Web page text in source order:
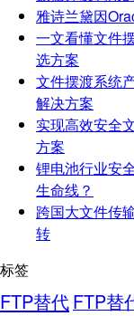
雅诗兰黛因
一文看懂文件
选方案
文件摆渡系统
解决方案
实现高效安全
方案
锂电池行业安
生命线？
跨国大文件传
转
标签
FTP替代FTP替